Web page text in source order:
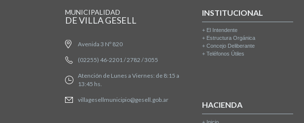
MUNICIPALIDAD
DE VILLA GESELL
Avenida 3 Nº 820
(02255) 46-2201 / 2782 / 3055
Atención de Lunes a Viernes: de 8:15 a
13:45 hs.
villagesellmunicipio@gesell.gob.ar
INSTITUCIONAL
+ El Intendente
+ Estructura Orgánica
+ Concejo Deliberante
+ Teléfonos Útiles
HACIENDA